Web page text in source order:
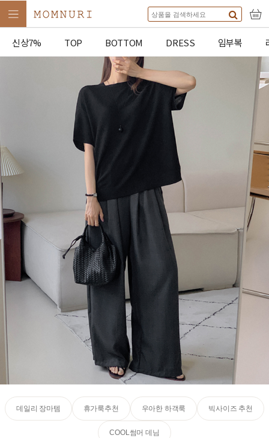
신상7% TOP BOTTOM DRESS 임부복
데일리 장마템 휴가룩추천 우아한 하객룩 빅사이즈 추천
COOL썸머 데님